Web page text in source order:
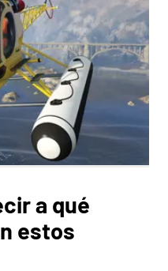
a qué
estos